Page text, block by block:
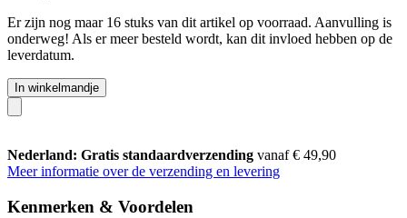
Er zijn nog maar 16 stuks van dit artikel op voorraad. Aanvulling is
onderweg! Als er meer besteld wordt, kan dit invloed hebben op de
leverdatum.
In winkelmandje
Nederland: Gratis standaardverzending vanaf € 49,90
Meer informatie over de verzending en levering
Kenmerken & Voordelen